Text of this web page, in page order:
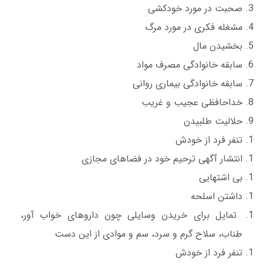
صحبت در مورد خودکشی
مشغله فکری در مورد مرگ
بخشیدن مال
سابقه خانوادگی مصرف مواد
سابقه خانوادگی بیماری روانی
خداحافظی عجیب و غریب
حلالیت طلبیدن
تنفر فرد از خودش
انتشار آگهی ترحیم خود در فضاهای مجازی
بی اشتهایی
داشتن اسلحه
تمایل برای خریدن وسایلی چون داروهای خواب آور،
طناب، سلاح گرم و سرد، سم و موادی از این دست
تنفر فرد از خودش